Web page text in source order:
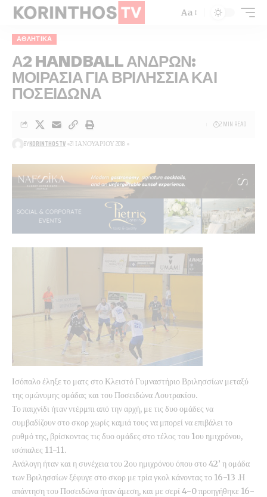
Aa
ΑΘΛΗΤΙΚΑ
Α2 HANDBALL ΑΝΔΡΩΝ:
ΜΟΙΡΑΣΙΑ ΓΙΑ ΒΡΙΛΗΣΣΙΑ ΚΑΙ
ΠΟΣΕΙΔΩΝΑ
BYKORINTHOSTV 21 ΙΑΝΟΥΑΡΊΟΥ 2018
2 MIN READ
Ισόπαλο έληξε το ματς στο Κλειστό Γυμναστήριο Βριλησσίων μεταξύ
της ομώνυμης ομάδας και του Ποσειδώνα Λουτρακίου.
Το παιχνίδι ήταν ντέρμπι από την αρχή, με τις δυο ομάδες να
συμβαδίζουν στο σκορ χωρίς καμιά τους να μπορεί να επιβάλει το
ρυθμό της, βρίσκοντας τις δυο ομάδες στο τέλος του 1ου ημιχρόνου,
ισόπαλες 11-11.
Ανάλογη ήταν και η συνέχεια του 2ου ημιχρόνου όπου στο 42’ η ομάδα
των Βριλησσίων ξέφυγε στο σκορ με τρία γκολ κάνοντας το 16-13 .Η
απάντηση του Ποσειδώνα ήταν άμεση, και με σερί 4-0 προηγήθηκε 16-